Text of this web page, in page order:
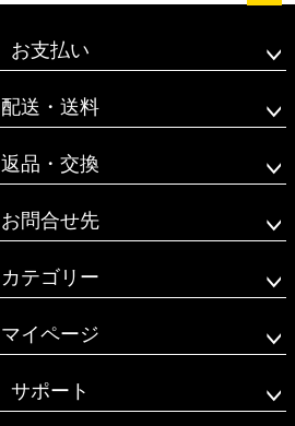
ップ
お支払い
配送・送料
返品・交換
お問合せ先
カテゴリー
マイページ
サポート